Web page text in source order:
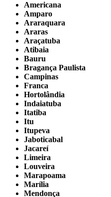
Americana
Amparo
Araraquara
Araras
Araçatuba
Atibaia
Bauru
Bragança Paulista
Campinas
Franca
Hortolândia
Indaiatuba
Itatiba
Itu
Itupeva
Jaboticabal
Jacareí
Limeira
Louveira
Marapoama
Marília
Mendonça